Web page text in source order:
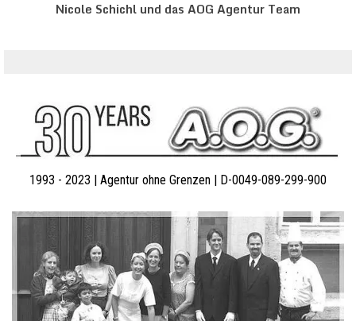
Nicole Schichl und das AOG Agentur Team
1993 - 2023 | Agentur ohne Grenzen | D-0049-089-299-900